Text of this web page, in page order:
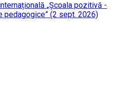
„Școala pozitivă -
pedagogice” (2 sept. 2026)